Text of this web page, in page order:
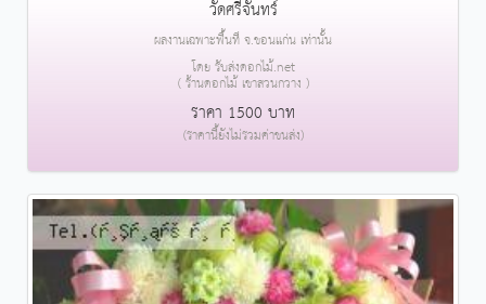
วัดศรีจันทร์
ผลงานเฉพาะพื้นที่ จ.ขอนแก่น เท่านั้น
โดย รับส่งดอกไม้.net
( ร้านดอกไม้ เขาสวนกวาง )
ราคา 1500 บาท
(ราคานี้ยังไม่รวมค่าขนส่ง)